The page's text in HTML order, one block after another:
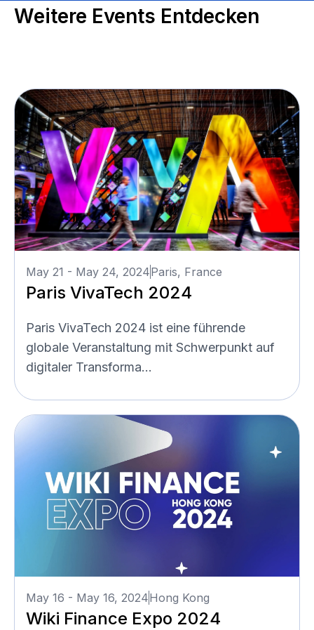
Weitere Events Entdecken
May 21 - May 24, 2024Paris, France
Paris VivaTech 2024
Paris VivaTech 2024 ist eine führende
globale Veranstaltung mit Schwerpunkt auf
digitaler Transforma...
May 16 - May 16, 2024Hong Kong
Wiki Finance Expo 2024